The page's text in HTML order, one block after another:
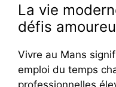
La vie
défis
Vivre au Mans
emploi du temps
professionnelles